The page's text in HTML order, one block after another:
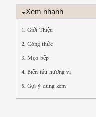
Xem nhanh
1. Giới Thiệu
2. Công thức
3. Mẹo bếp
4. Biến tấu hương vị
5. Gợi ý dùng kèm